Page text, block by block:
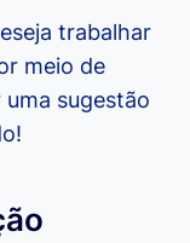
trabalhar
meio de
sugestão